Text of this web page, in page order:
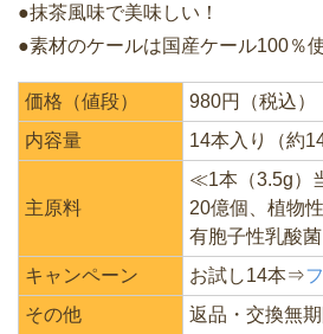
●抹茶風味で美味しい！
●素材のケールは国産ケール100％使
価格（値段）
980円（税込）
内容量
14本入り（約
主原料
≪1本（3.5g）
20億個、植物
有胞子性乳酸
キャンペーン
お試し14本⇒
その他
返品・交換無